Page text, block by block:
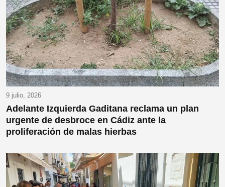
9 julio, 2026
Adelante Izquierda Gaditana reclama un plan
urgente de desbroce en Cádiz ante la
proliferación de malas hierbas